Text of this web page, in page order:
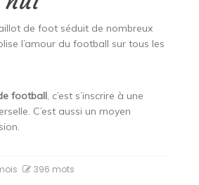
de foot séduit de nombreux
l’amour du football sur tous les
football, c’est s’inscrire à une
C’est aussi un moyen
396 mots